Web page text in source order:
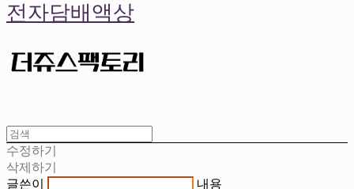
전자담배액상
수정하기
삭제하기
글쓴이
내용